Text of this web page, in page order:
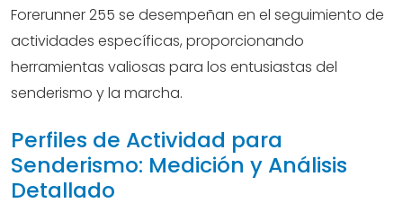
Forerunner 255 se desempeñan en el seguimiento de
actividades específicas, proporcionando
herramientas valiosas para los entusiastas del
senderismo y la marcha.
Perfiles de Actividad para
Senderismo: Medición y Análisis
Detallado